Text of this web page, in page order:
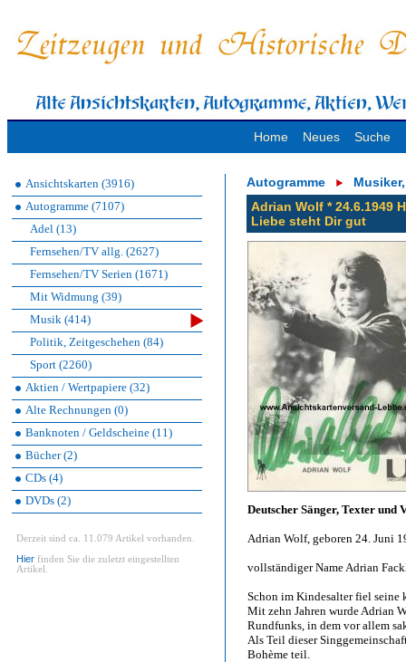
Home Neues Suche
Ansichtskarten (3916)
Autogramme (7107)
Adel (13)
Fernsehen/TV allg. (2627)
Fernsehen/TV Serien (1671)
Mit Widmung (39)
Musik (414)
Politik, Zeitgeschehen (84)
Sport (2260)
Aktien / Wertpapiere (32)
Alte Rechnungen (0)
Banknoten / Geldscheine (11)
Bücher (2)
CDs (4)
DVDs (2)
Derzeit sind ca. 11.079 Artikel vorhanden.
Hier finden Sie die zuletzt eingestellten
Artikel.
Autogramme
Adrian Wolf * 24.6.1949
Liebe steht Dir gut
Deutscher Sänger, Texter und
Adrian Wolf, geboren 24. Juni
vollständiger Name Adrian
Schon im Kindesalter fiel seine
Mit zehn Jahren wurde Adrian
Rundfunks, in dem vor allem
Als Teil dieser
Bohème teil.